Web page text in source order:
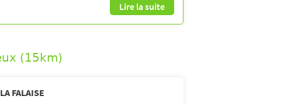
Lire la suite
(15km)
FALAISE